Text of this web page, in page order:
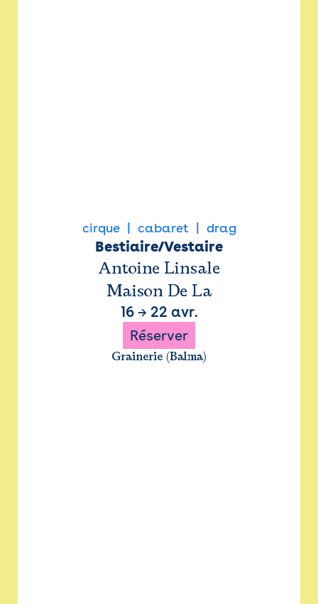
cirque cabaret drag
Bestiaire/Vestaire
Antoine Linsale
Maison De La
16→ 22 avr.
Réserver
Grainerie (Balma)